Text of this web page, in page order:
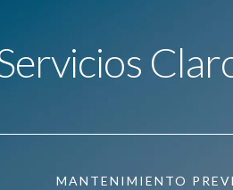
MANTENIMIENTO